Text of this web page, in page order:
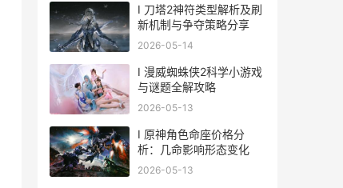
I 刀塔2神符类型解析及刷
新机制与争夺策略分享
2026-05-14
I 漫威蜘蛛侠2科学小游戏
与谜题全解攻略
2026-05-13
I 原神角色命座价格分
析：几命影响形态变化
2026-05-13